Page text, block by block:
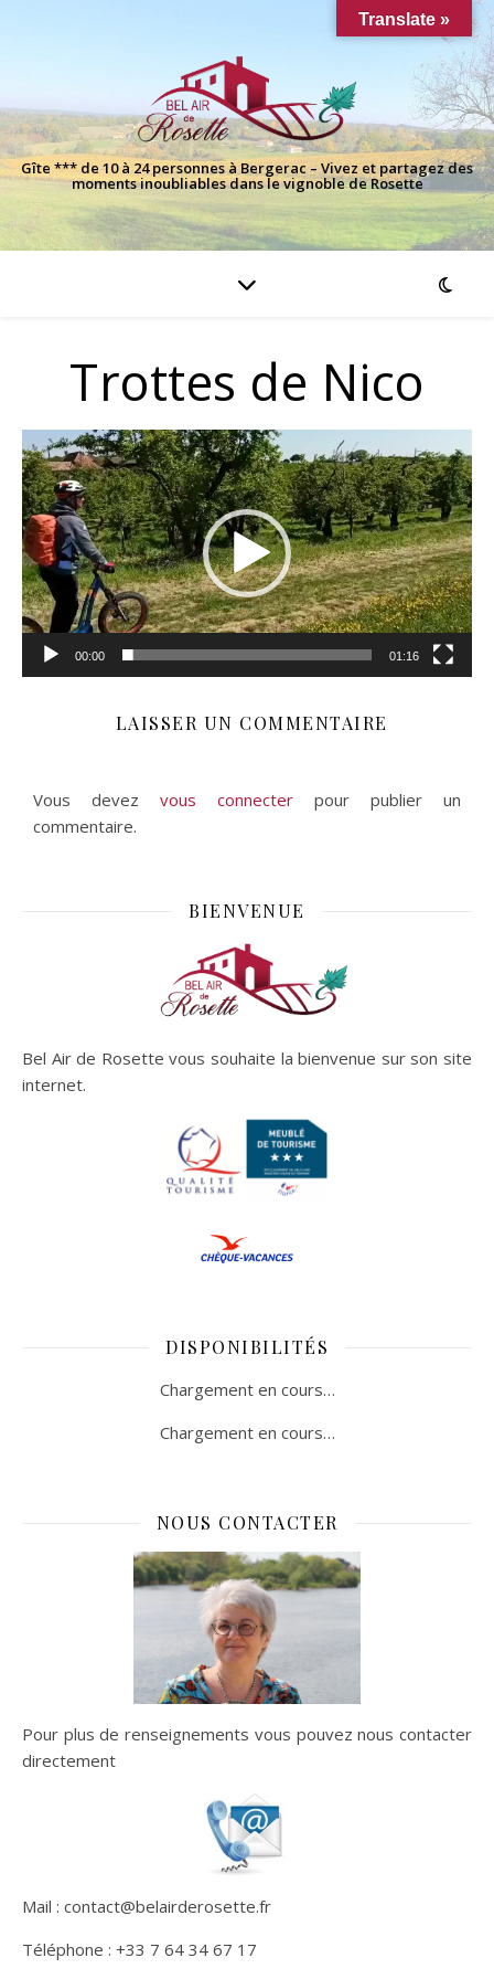
Gîte *** de 10 à 24 personnes à Bergerac – Vivez et partagez des
moments inoubliables dans le vignoble de Rosette
Trottes de Nico
Lecteur
vidéo
00:00 01:16
LAISSER UN COMMENTAIRE
Vous devez vous connecter pour publier un
commentaire.
BIENVENUE
Bel Air de Rosette vous souhaite la bienvenue sur son site
internet.
DISPONIBILITÉS
Chargement en cours…
Chargement en cours…
NOUS CONTACTER
Pour plus de renseignements vous pouvez nous contacter
directement
Mail : contact@belairderosette.fr
Téléphone : +33 7 64 34 67 17
Translate »